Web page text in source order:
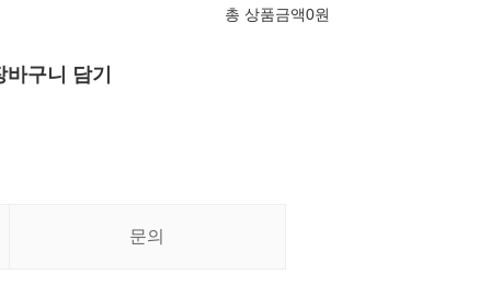
총 상품금액0원
바구니 담기
문의